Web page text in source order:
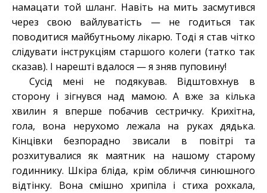
намацати той шланг. Навіть на мить засмутився
через свою вайлуватість — не годиться так
поводитися майбутньому лікарю. Тоді я став чітко
слідувати інструкціям старшого колеги (татко так
сказав). І нарешті вдалося — я зняв пуповину!
Сусід мені не подякував. Відштовхнув в
сторону і зігнувся над мамою. А вже за кілька
хвилин я вперше побачив сестричку. Крихітна,
гола, вона нерухомо лежала на руках дядька.
Кінцівки безпорадно звисали в повітрі та
розхитувалися як маятник на нашому старому
годиннику. Шкіра бліда, крім обличчя синюшного
відтінку. Вона смішно хрипіла і стиха рохкала,